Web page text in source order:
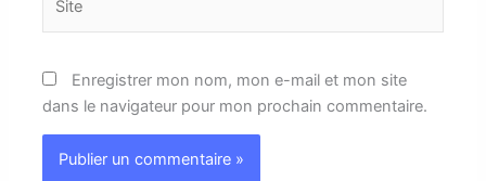
Enregistrer mon nom, mon e-mail et mon site
dans le navigateur pour mon prochain commentaire.